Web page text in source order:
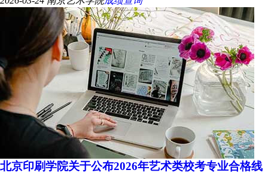
北京印刷学院关于公布2026年艺术类校考专业合格线